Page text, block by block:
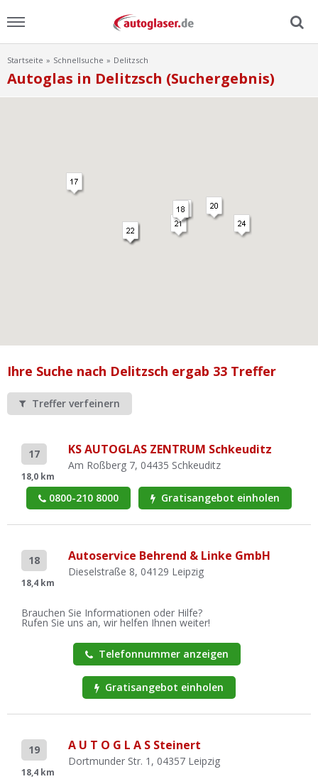
Menu
Home
Ratgeber
Werkstatt Login
Startseite Schnellsuche Delitzsch
Autoglas in Delitzsch (Suchergebnis)
Ihre Suche nach Delitzsch ergab 33 Treffer
Treffer verfeinern
17
18,0 km
KS AUTOGLAS ZENTRUM Schkeuditz
Am Roßberg 7, 04435 Schkeuditz
0800-210 8000 Gratisangebot einholen
18
18,4 km
Autoservice Behrend & Linke GmbH
Dieselstraße 8, 04129 Leipzig
Brauchen Sie Informationen oder Hilfe?
Rufen Sie uns an, wir helfen Ihnen weiter!
Telefonnummer anzeigen
Gratisangebot einholen
19
18,4 km
A U T O G L A S Steinert
Dortmunder Str. 1, 04357 Leipzig